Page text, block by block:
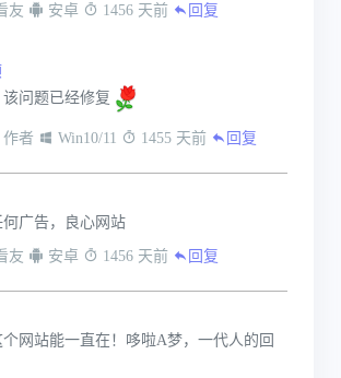
友 安卓 1456 天前 回复
问题已经修复
作者 Win10/11 1455 天前 回复
广告，良心网站
友 安卓 1456 天前 回复
网站能一直在！哆啦A梦，一代人的回